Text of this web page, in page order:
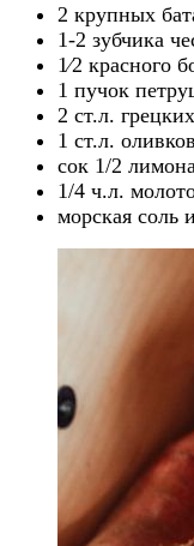
2 крупных
1-2 зубчика
1⁄2 красного
1 пучок
2 ст.л.
1 ст.л.
сок 1/2 лимона
1/4 ч.л.
морская соль